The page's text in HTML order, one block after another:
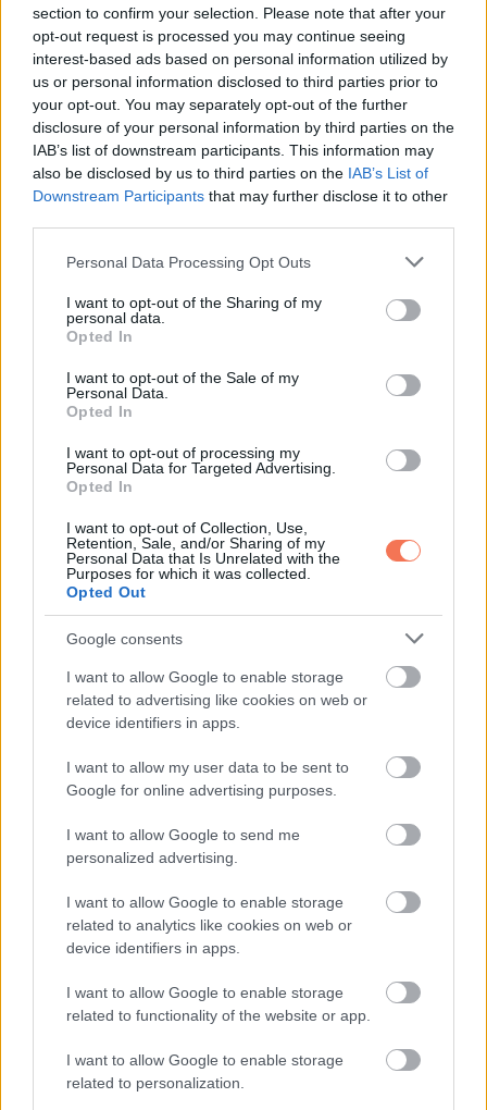
section to confirm your selection. Please note that after your
opt-out request is processed you may continue seeing
interest-based ads based on personal information utilized by
us or personal information disclosed to third parties prior to
your opt-out. You may separately opt-out of the further
disclosure of your personal information by third parties on the
IAB’s list of downstream participants. This information may
also be disclosed by us to third parties on the IAB’s List of
Downstream Participants that may further disclose it to other
Please note that this website/app uses one or more Google
not limited to your visit or usage behaviour. You may click to
grant or deny consent to Google and its third-party tags to
use your data for below specified purposes in below Google
consent section.
Personal Data Processing Opt Outs
I want to opt-out of the Sharing of my
personal data.
Opted In
I want to opt-out of the Sale of my
Personal Data.
Opted In
I want to opt-out of processing my
Personal Data for Targeted Advertising.
Opted In
I want to opt-out of Collection, Use,
Retention, Sale, and/or Sharing of my
Personal Data that Is Unrelated with the
Purposes for which it was collected.
Opted Out
Google consents
I want to allow Google to enable storage
related to advertising like cookies on web or
device identifiers in apps.
I want to allow my user data to be sent to
Google for online advertising purposes.
I want to allow Google to send me
personalized advertising.
I want to allow Google to enable storage
related to analytics like cookies on web or
device identifiers in apps.
I want to allow Google to enable storage
related to functionality of the website or app.
I want to allow Google to enable storage
related to personalization.
Maradj hű önmagadhoz, és ne félj megtenni a szükséges
lépéseket a siker érdekében. Az önbizalom és a bátorság
ma kulcsfontosságúak.
Tudd, hogy a saját utadat kell járnod, és ne hagyd, hogy
mások befolyásolják a döntéseidet.
Hét év szerencse vár, ha kedvelés és a sok szerencsét
beírása után gördítesz lejjebb!
NYILAS
Ma különösen fontos, hogy optimista maradj. Használd ki az
időt arra, hogy megkérdőjelezd néhány régi, önkorlátozó
Hallgass az intuíciódra, és merj új álmokat szőni. A pozitív
vezethetnek.
Ne félj változtatni és új irányokat keresni az életedben,
Hét év szerencse vár, ha kedvelés és a sok szerencsét
beírása után gördítesz lejjebb!
céljaidról van szó. Képes vagy versenyezni és összetartani
A közös munka nagyobb eredményekhez vezethet, mint
amit egyedül elérhetnél. Értékeld a csapatmunka előnyeit és
használd ki őket.
erőfeszítések eredményei.